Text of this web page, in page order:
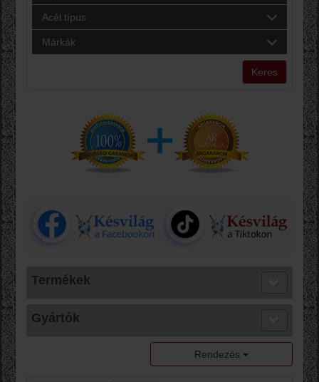
Acél típus
Márkák
Keres
Termékek
Gyártók
Rendezés